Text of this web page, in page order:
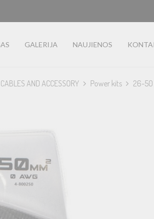
GALERIJA NAUJIENOS
AND ACCESSORY Power kits 26-